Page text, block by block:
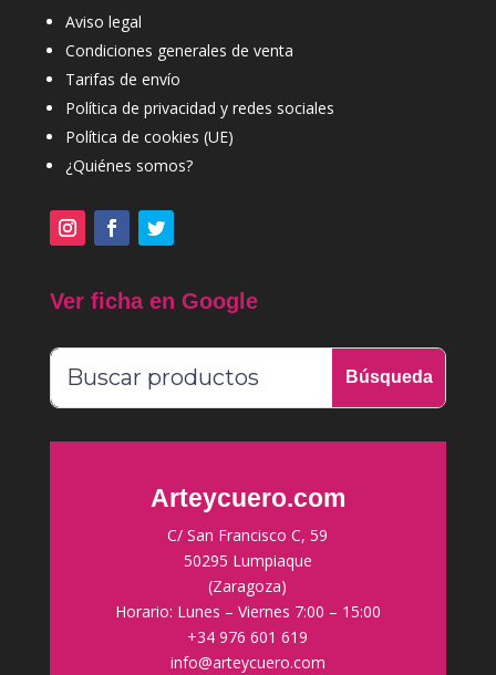
Aviso legal
Condiciones generales de venta
Tarifas de envío
Política de privacidad y redes sociales
Política de cookies (UE)
¿Quiénes somos?
Ver ficha en Google
Arteycuero.com
C/ San Francisco C, 59
50295 Lumpiaque
(Zaragoza)
Horario: Lunes – Viernes 7:00 – 15:00
+34 976 601 619
info@arteycuero.com